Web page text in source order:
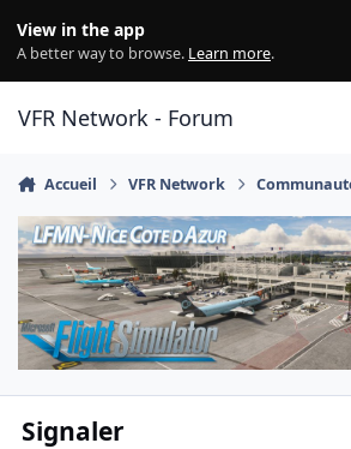
View in the app
A better way to browse. Learn more.
VFR Network - Forum
Accueil VFR Network
Signaler